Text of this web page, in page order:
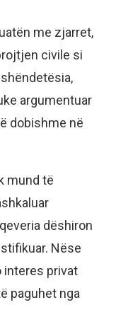
me zjarret,
civile si
argumentuar
dobishme në
mund të
dëshiron
Nëse
interes privat
paguhet nga